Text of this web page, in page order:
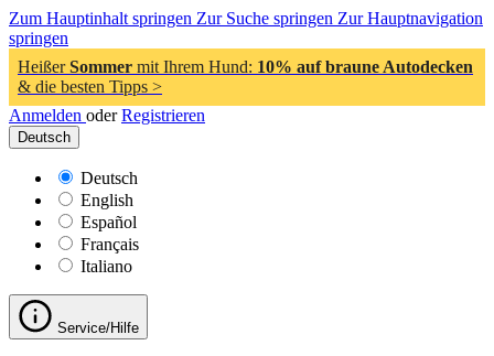
Zum Hauptinhalt springen Zur Suche springen Zur Hauptnavigation
springen
HeißerSommer mit Ihrem Hund: 10% auf braune Autodecken
& die besten Tipps >
Anmelden oder Registrieren
Deutsch
Deutsch
English
Español
Français
Italiano
Service/Hilfe